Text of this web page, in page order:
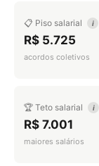
📋 Piso salarial i
R$ 5.725
acordos coletivos
🏆 Teto salarial i
R$ 7.001
maiores salários